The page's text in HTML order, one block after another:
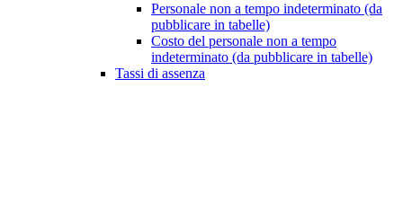
Personale non a tempo indeterminato (da
pubblicare in tabelle)
Costo del personale non a tempo
indeterminato (da pubblicare in tabelle)
Tassi di assenza